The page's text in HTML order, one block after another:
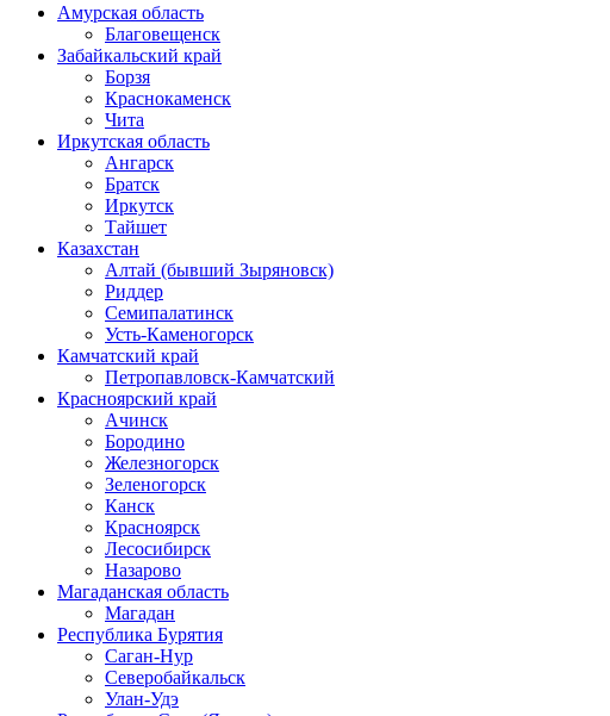
Амурская область
Благовещенск
Забайкальский край
Борзя
Краснокаменск
Чита
Иркутская область
Ангарск
Братск
Иркутск
Тайшет
Казахстан
Алтай (бывший Зыряновск)
Риддер
Семипалатинск
Усть-Каменогорск
Камчатский край
Петропавловск-Камчатский
Красноярский край
Ачинск
Бородино
Железногорск
Зеленогорск
Канск
Красноярск
Лесосибирск
Назарово
Магаданская область
Магадан
Республика Бурятия
Саган-Нур
Северобайкальск
Улан-Удэ